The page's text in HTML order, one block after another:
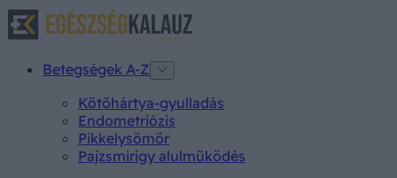
Betegségek A-Z
Kötőhártya-gyulladás
Endometriózis
Pikkelysömör
Pajzsmirigy alulműködés